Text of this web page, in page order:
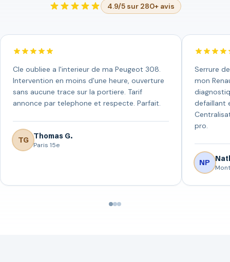
4.9/5 sur 280+ avis
Cle oubliee a l'interieur de ma Peugeot 308.
Intervention en moins d'une heure, ouverture
sans aucune trace sur la portiere. Tarif
annonce par telephone et respecte. Parfait.
TG Thomas G.
Paris 15e
Serrure
mon
defaillant
pro.
NP